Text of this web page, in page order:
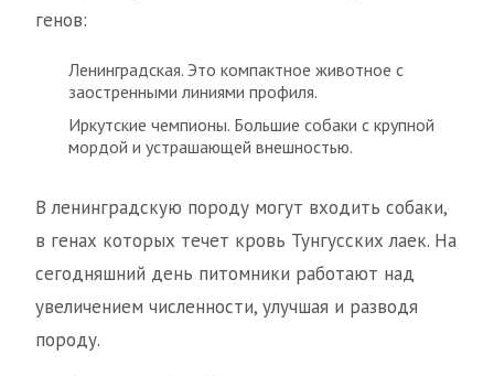
генов:
Ленинградская. Это компактное животное с
заостренными линиями профиля.
Иркутские чемпионы. Большие собаки с крупной
мордой и устрашающей внешностью.
В ленинградскую породу могут входить собаки,
в генах которых течет кровь Тунгусских лаек. На
сегодняшний день питомники работают над
увеличением численности, улучшая и разводя
породу.